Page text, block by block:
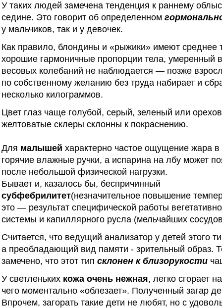
У таких людей замечена тенденция к раннему
седине. Это говорит об определенном
у мальчиков, так и у девочек.
Как правило, блондины и «рыжики» имеют среднее
хорошие гармоничные пропорции тела, умеренный
весовых колебаний не наблюдается — позже
по собственному желанию без труда набирает и
несколько килограммов.
Цвет глаз чаще голубой, серый, зеленый или
желтоватые склеры склонны к покраснению.
Для малышей характерно частое ощущение жара в
горячие влажные ручки, а испарина на лбу может
после небольшой физической нагрузки.
Бывает и, казалось бы, беспричинный
субфебрилитет(незначительное повышение
это — результат специфической работы
системы и капиллярного русла (мельчайших
Считается, что ведущий анализатор у детей этого
а преобладающий вид памяти ‑ зрительный образ.
замечено, что этот тип склонен к близорукости
У светленьких кожа очень нежная, легко сгорает
чего моментально «облезает». Полученный загар
Впрочем, загорать такие дети не любят, но с